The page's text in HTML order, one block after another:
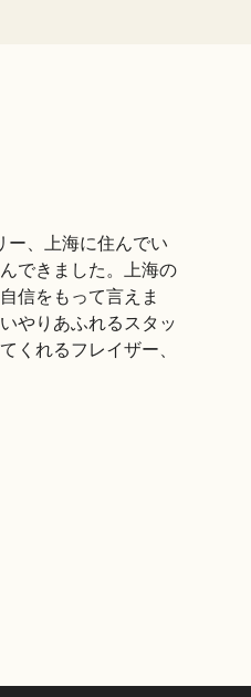
ー、上海に住んでい
できました。上海の
信をもって言えま
やりあふれるスタッ
くれるフレイザー、